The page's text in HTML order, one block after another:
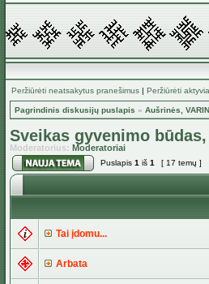
Peržiūrėti neatsakytus pranešimus | Peržiūrėti
Pagrindinis diskusijų puslapis » Aušrinės,
Sveikas gyvenimo
Moderatorius: Moderatoriai
Puslapis 1 iš 1 [ 17 temų ]
Tai įdomu...
Arbata